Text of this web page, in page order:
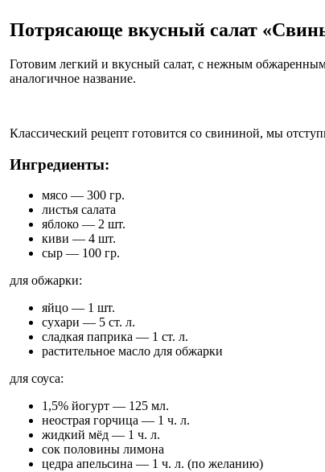
Потрясающе вкусный салат
Готовим легкий и вкусный салат, с нежным
аналогичное название.
Классический рецепт готовится со свининой, мы
Ингредиенты:
мясо — 300 гр.
листья салата
яблоко — 2 шт.
киви — 4 шт.
сыр — 100 гр.
для обжарки:
яйцо — 1 шт.
сухари — 5 ст. л.
сладкая паприка — 1 ст. л.
растительное масло для обжарки
для соуса:
1,5% йогурт — 125 мл.
неострая горчица — 1 ч. л.
жидкий мёд — 1 ч. л.
сок половины лимона
цедра апельсина — 1 ч. л. (по желанию)